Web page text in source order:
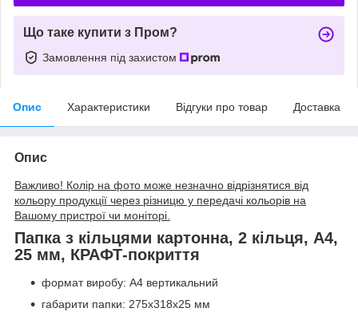
Що таке купити з Пром?
Замовлення під захистом
Опис Характеристики Відгуки про товар Доставка
Опис
Важливо! Колір на фото може незначно відрізнятися від
кольору продукції через різницю у передачі кольорів на
Вашому пристрої чи моніторі.
Папка з кільцями картонна, 2 кільця, А4,
25 мм, КРАФТ-покриття
формат виробу: А4 вертикальний
габарити папки: 275х318х25 мм